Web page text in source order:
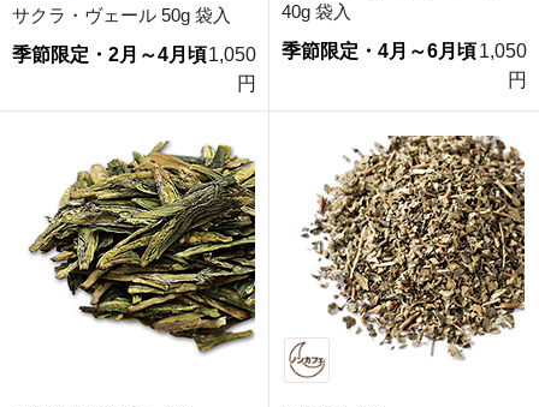
サクラ・ヴェール 50g 袋入
季節限定・2月～4月頃1,050
円
40g 袋入
季節限定・4月～6月頃1,050
円